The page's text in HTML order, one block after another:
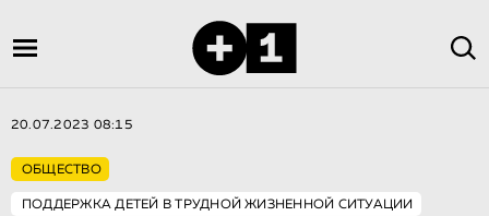
20.07.2023 08:15
ОБЩЕСТВО
ПОДДЕРЖКА ДЕТЕЙ В ТРУДНОЙ ЖИЗНЕННОЙ СИТУАЦИИ